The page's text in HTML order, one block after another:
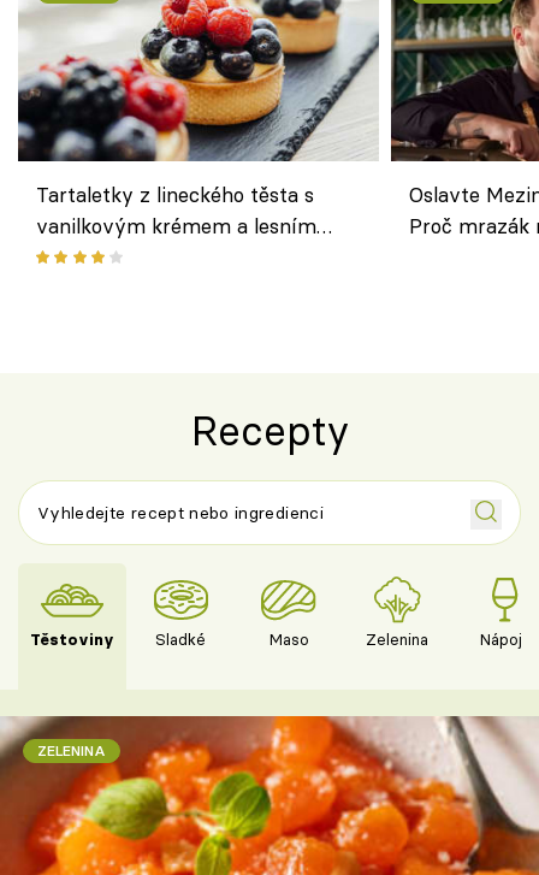
Tartaletky z lineckého těsta s
vanilkovým krémem a lesním
ovocem podle Bread Society
Oslavte
Proč
Recepty
Těstoviny Sladké Maso Zelenina Nápoje
ZELENINA